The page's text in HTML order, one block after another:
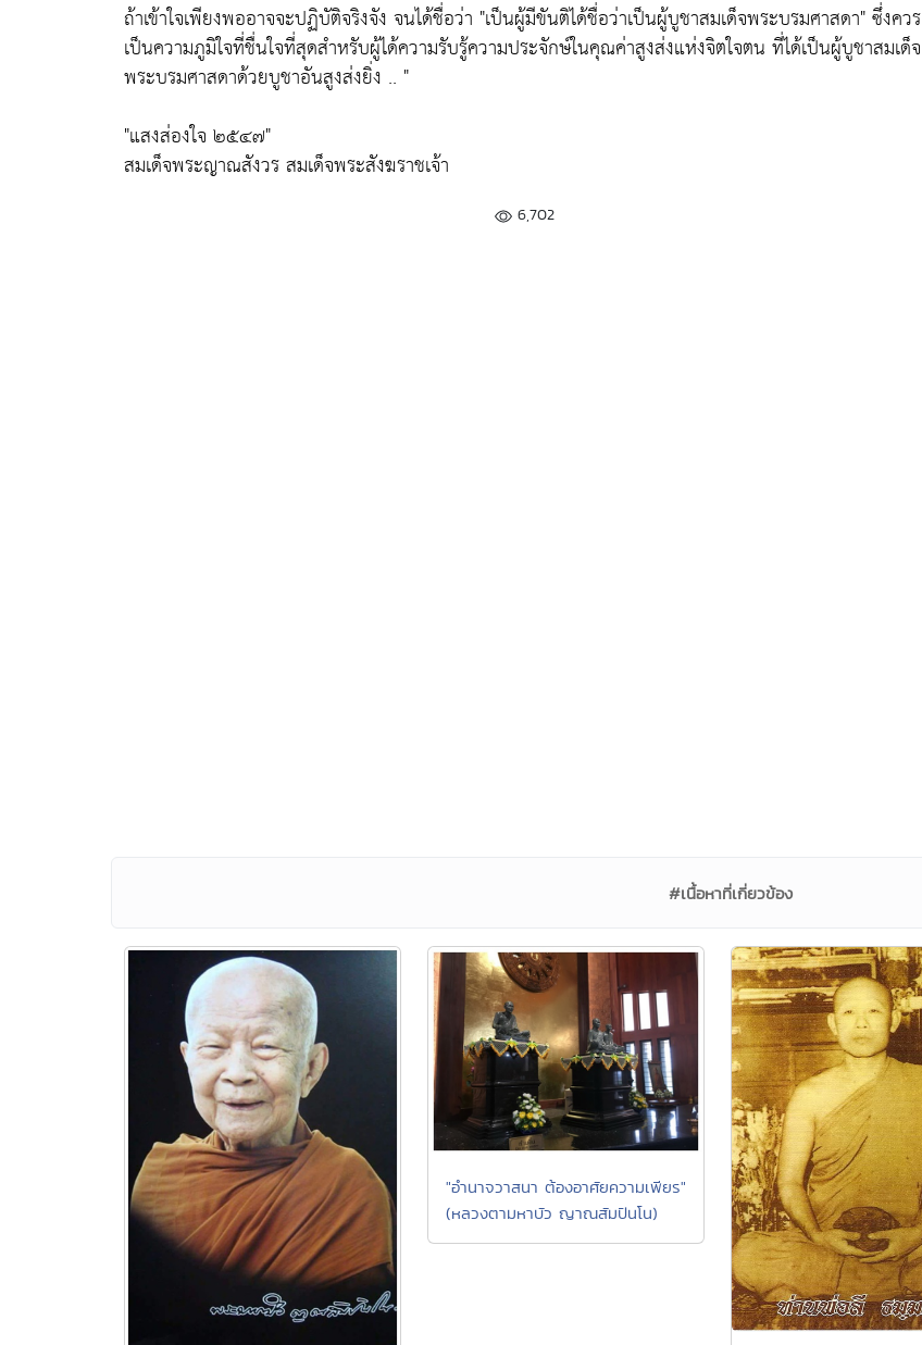
ถ้าเข้าใจเพียงพออาจจะปฏิบัติจริงจัง จนได้ชื่อว่า "เป็นผู้มีขันติได้ชื่อว่าเป็นผู้บูชาสมเด็จพระบรมศาสดา"ซึ่งควร
เป็นความภูมิใจที่ชื่นใจที่สุดสำหรับผู้ได้ความรับรู้ความประจักษ์ในคุณค่าสูงส่งแห่งจิตใจตน ที่ได้เป็นผู้บูชาสมเด็จ
พระบรมศาสดาด้วยบูชาอันสูงส่งยิ่ง .. "
"แสงส่องใจ ๒๕๔๗"
สมเด็จพระญาณสังวร สมเด็จพระสังฆราชเจ้า
6,702
#เนื้อหาที่เกี่ยวข้อง
"อำนาจวาสนา ต้องอาศัยความเพียร"
(หลวงตามหาบัว ญาณสัมปันโน)